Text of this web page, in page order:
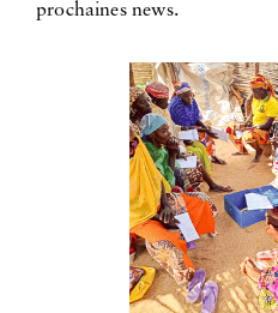
prochaines news.